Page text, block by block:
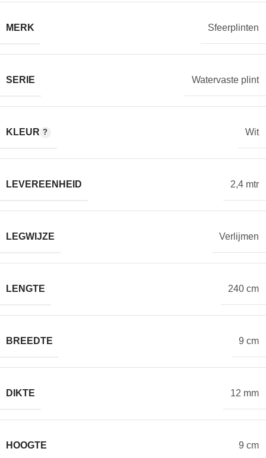
MERK Sfeerplinten
SERIE Watervaste plint
KLEUR Wit
LEVEREENHEID 2,4 mtr
LEGWIJZE Verlijmen
LENGTE 240 cm
BREEDTE 9 cm
DIKTE 12 mm
HOOGTE 9 cm